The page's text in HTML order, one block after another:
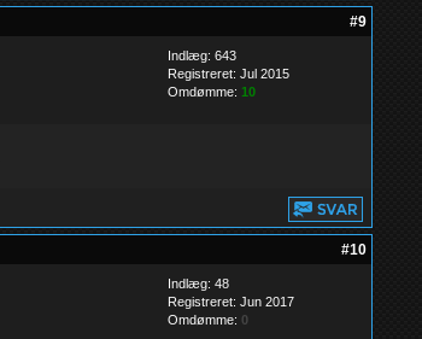
#9
Indlæg: 643
Registreret: Jul 2015
Omdømme: 10
#10
Indlæg: 48
Registreret: Jun 2017
Omdømme: 0